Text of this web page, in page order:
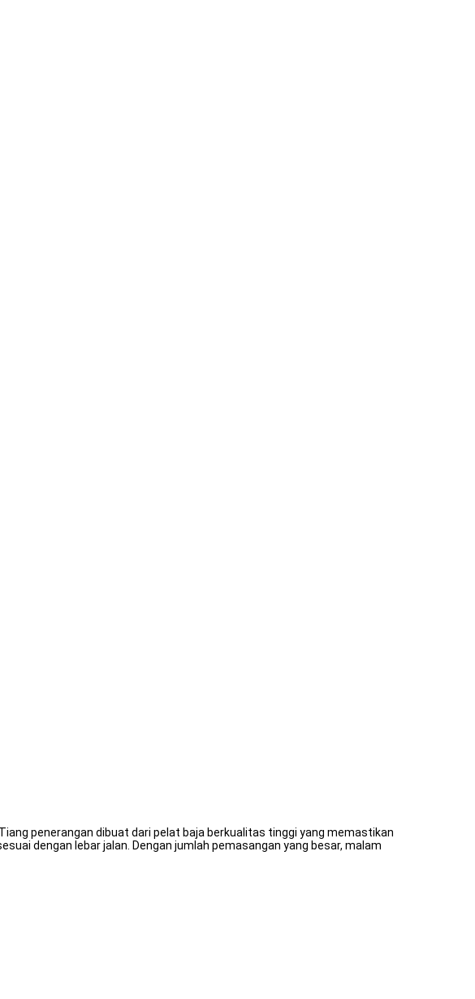
penerangan dibuat dari pelat baja berkualitas tinggi yang memastikan
dengan lebar jalan. Dengan jumlah pemasangan yang besar, malam